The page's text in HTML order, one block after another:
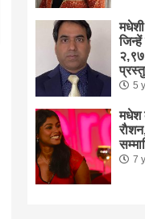
5
मधेश
7